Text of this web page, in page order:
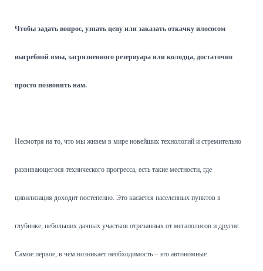
Чтобы задать вопрос, узнать цену или заказать откачку илососом
выгребной ямы, загрязненного резервуара или колодца, достаточно
просто позвонить нам.
Несмотря на то, что мы живем в мире новейших технологий и стремительно
развивающегося технического прогресса, есть такие местности, где
цивилизация доходит постепенно. Это касается населенных пунктов в
глубинке, небольших дачных участков отрезанных от мегаполисов и другие.
Самое первое, в чем возникает необходимость – это автономные